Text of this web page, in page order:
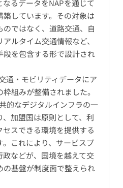
るデータをNAPを通じて
しています。その対象は
ではなく、道路交通、自
ルタイム交通情報など、
を包含する形で設計され
通・モビリティデータにア
組みが整備されました。
的なデジタルインフラの一
加盟国は原則として、利
スできる環境を提供する
これにより、サービスプ
などが、国境を越えて交
基盤が制度面で整えられ